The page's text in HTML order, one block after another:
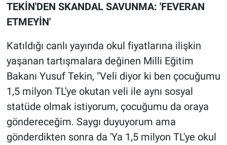
TEKİN'DEN SKANDAL SAVUNMA: 'FEVERAN
ETMEYİN'
Katıldığı canlı yayında okul fiyatlarına ilişkin
yaşanan tartışmalara değinen Milli Eğitim
Bakanı Yusuf Tekin, "Veli diyor ki ben çocuğumu
1,5 milyon TL'ye okutan veli ile aynı sosyal
statüde olmak istiyorum, çocuğumu da oraya
göndereceğim. Saygı duyuyorum ama
gönderdikten sonra da 'Ya 1,5 milyon TL'ye okul
Programlar
Sağlık
Spor
Teknoloji
Türkiye'nin Geleceği